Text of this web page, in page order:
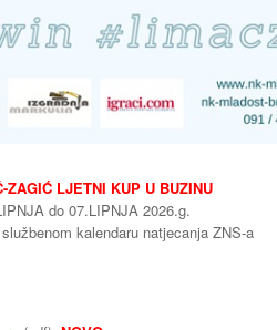
ZAGIĆ LJETNI KUP U BUZINU
do 07.LIPNJA 2026.g.
kalendaru natjecanja ZNS-a